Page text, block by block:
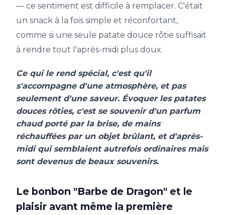
— ce sentiment est difficile à remplacer. C'était
un snack à la fois simple et réconfortant,
comme si une seule patate douce rôtie suffisait
à rendre tout l'après-midi plus doux.
Ce qui le rend spécial, c'est qu'il
s'accompagne d'une atmosphère, et pas
seulement d'une saveur. Évoquer les patates
douces rôties, c'est se souvenir d'un parfum
chaud porté par la brise, de mains
réchauffées par un objet brûlant, et d'après-
midi qui semblaient autrefois ordinaires mais
sont devenus de beaux souvenirs.
Le bonbon "Barbe de Dragon" et le
plaisir avant même la première